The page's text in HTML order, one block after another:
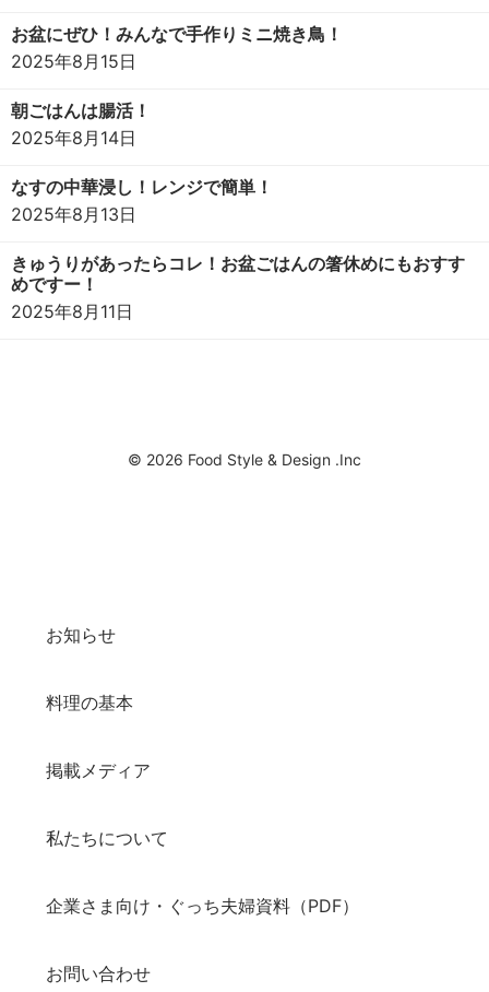
お盆にぜひ！みんなで手作りミニ焼き鳥！
2025年8月15日
朝ごはんは腸活！
2025年8月14日
なすの中華浸し！レンジで簡単！
2025年8月13日
きゅうりがあったらコレ！お盆ごはんの箸休めにもおすす
めですー！
2025年8月11日
© 2026 Food Style & Design .Inc
お知らせ
料理の基本
掲載メディア
私たちについて
企業さま向け・ぐっち夫婦資料（PDF）
お問い合わせ